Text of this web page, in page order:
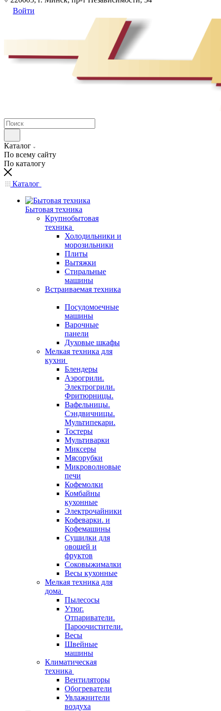
Войти
Каталог
По всему сайту
По каталогу
Каталог
Бытовая техника
Крупнобытовая
техника
Холодильники и
морозильники
Плиты
Вытяжки
Стиральные
машины
Встраиваемая техника
Посудомоечные
машины
Варочные
панели
Духовые шкафы
Мелкая техника для
кухни
Блендеры
Аэрогрили.
Электрогрили.
Фритюрницы.
Вафельницы.
Сэндвичницы.
Мультипекари.
Тостеры
Мультиварки
Миксеры
Мясорубки
Микроволновые
печи
Кофемолки
Комбайны
кухонные
Электрочайники
Кофеварки. и
Кофемашины
Сушилки для
овощей и
фруктов
Соковыжималки
Весы кухонные
Мелкая техника для
дома
Пылесосы
Утюг.
Отпариватели.
Пароочистители.
Весы
Швейные
машины
Климатическая
техника
Вентиляторы
Обогреватели
Увлажнители
воздуха